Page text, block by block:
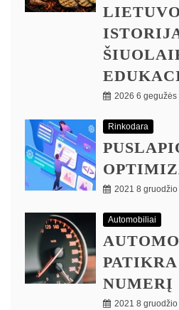
2026 6 gegužės
Rinkodara
2021 8 gruodžio
Automobiliai
NUMERĮ
2021 8 gruodžio